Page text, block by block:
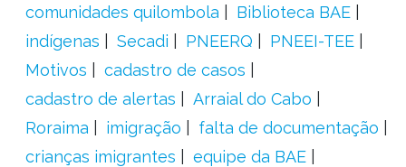
comunidades quilombola
Biblioteca BAE
indígenas
Secadi PNEERQ
PNEEI-TEE
Motivos
cadastro de casos
cadastro de alertas
Arraial do Cabo
Roraima
imigração
falta de documentação
crianças imigrantes
equipe da BAE